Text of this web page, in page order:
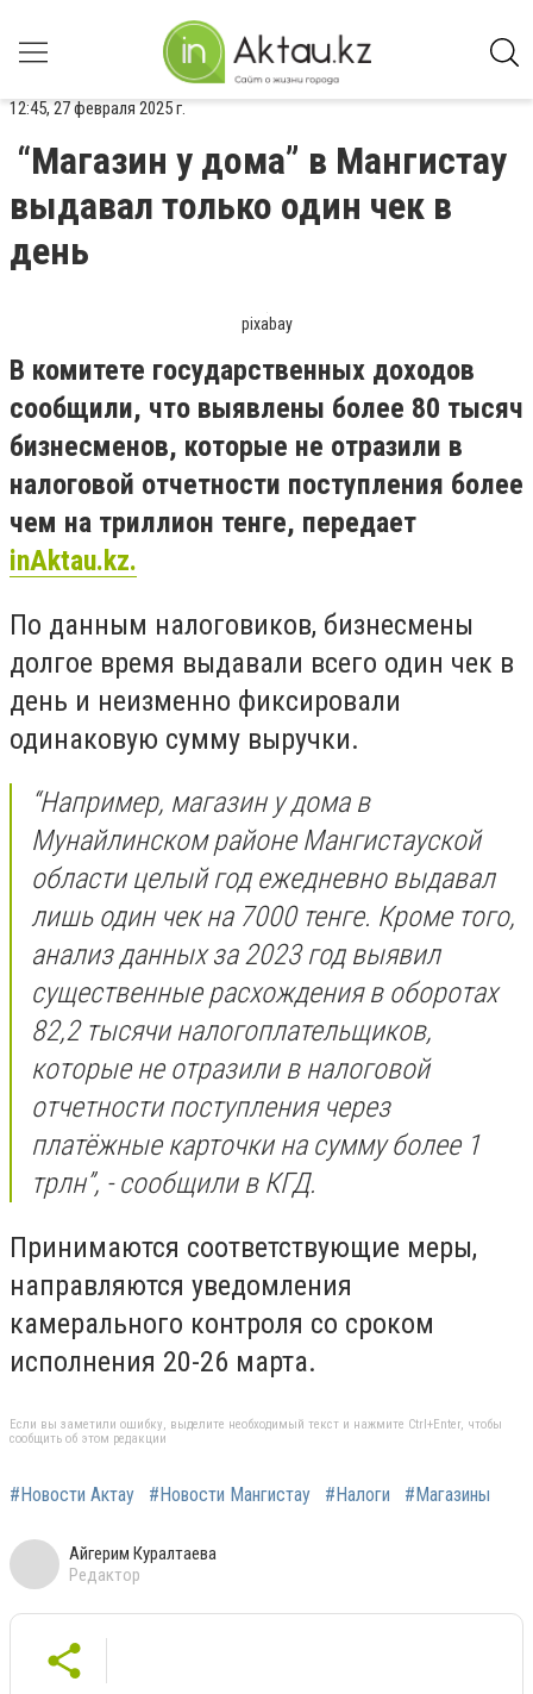
12:45, 27 февраля 2025 г.
“Магазин у дома” в Мангистау
выдавал только один чек в
день
pixabay
В комитете государственных доходов
сообщили, что выявлены более 80 тысяч
бизнесменов, которые не отразили в
налоговой отчетности поступления более
чем на триллион тенге, передает
inAktau.kz.
По данным налоговиков, бизнесмены
долгое время выдавали всего один чек в
день и неизменно фиксировали
одинаковую сумму выручки.
“Например, магазин у дома в
Мунайлинском районе Мангистауской
области целый год ежедневно выдавал
лишь один чек на 7000 тенге. Кроме того,
анализ данных за 2023 год выявил
существенные расхождения в оборотах
82,2 тысячи налогоплательщиков,
которые не отразили в налоговой
отчетности поступления через
платёжные карточки на сумму более 1
трлн”, - сообщили в КГД.
Принимаются соответствующие меры,
направляются уведомления
камерального контроля со сроком
исполнения 20-26 марта.
Если вы заметили ошибку, выделите необходимый текст и нажмите Ctrl+Enter, чтобы
сообщить об этом редакции
#Новости Актау #Новости Мангистау #Налоги #Магазины
Айгерим Куралтаева
Редактор